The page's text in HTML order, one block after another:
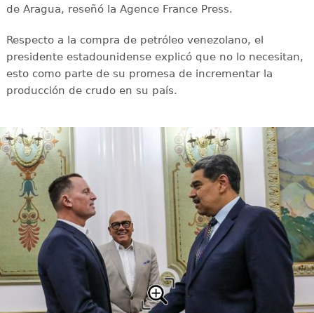
de Aragua, reseñó la Agence France Press.
Respecto a la compra de petróleo venezolano, el
presidente estadounidense explicó que no lo necesitan,
esto como parte de su promesa de incrementar la
producción de crudo en su país.